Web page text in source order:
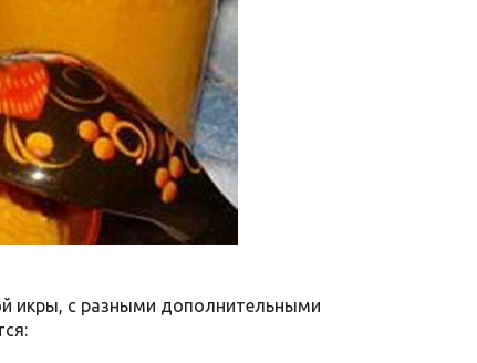
икры, с разными дополнительными